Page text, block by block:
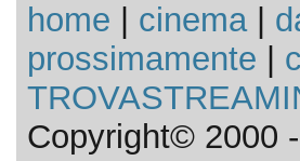
home cinema|
prossimamente
Copyright© 2000